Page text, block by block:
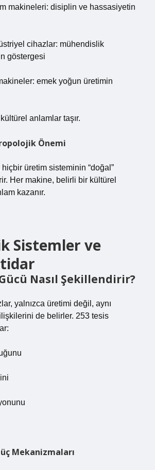
makineleri: disiplin ve hassasiyetin
cihazlar: mühendislik
göstergesi
emek yoğun üretimin
anlamlar taşır.
Önemi
üretim sisteminin “doğal”
Her makine, belirli bir kültürel
kazanır.
Sistemler ve
Nasıl Şekillendirir?
yalnızca üretimi değil, aynı
de belirler. 253 tesis
Mekanizmaları